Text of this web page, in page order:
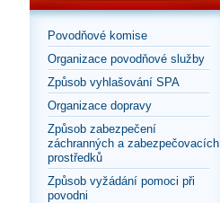
Povodňové komise
Organizace povodňové služby
Způsob vyhlašování SPA
Organizace dopravy
Způsob zabezpečení
záchranných a zabezpečovacích
prostředků
Způsob vyžádání pomoci při
povodni